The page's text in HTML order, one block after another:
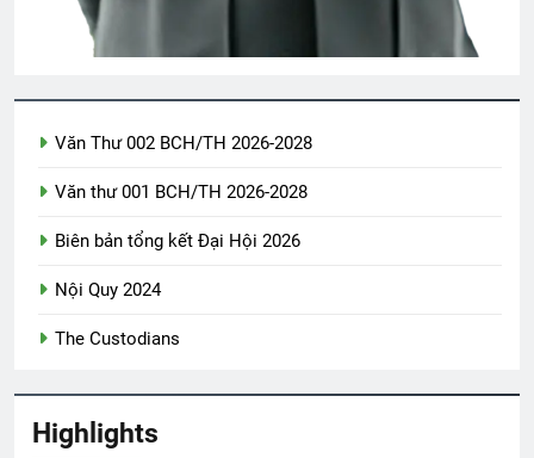
Tagore)
2 Years Ago
Fuchs)
Văn Thư 002 BCH/TH 2026-2028
Văn thư 001 BCH/TH 2026-2028
Biên bản tổng kết Đại Hội 2026
Nội Quy 2024
The Custodians
Highlights